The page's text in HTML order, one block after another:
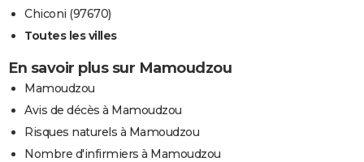
Chiconi (97670)
Toutes les villes
En savoir plus sur Mamoudzou
Mamoudzou
Avis de décès à Mamoudzou
Risques naturels à Mamoudzou
Nombre d'infirmiers à Mamoudzou